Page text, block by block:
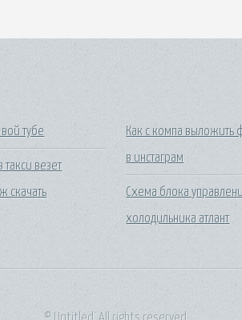
вой тубе
такси везет
скачать
Как с компа выложить
в инстаграм
Схема блока
холодильника атлант